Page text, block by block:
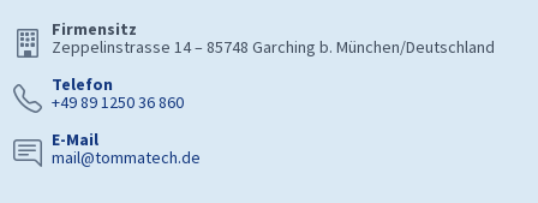
Firmensitz
Zeppelinstrasse 14 – 85748 Garching b. München/Deutschland
Telefon
+49 89 1250 36 860
E-Mail
mail@tommatech.de